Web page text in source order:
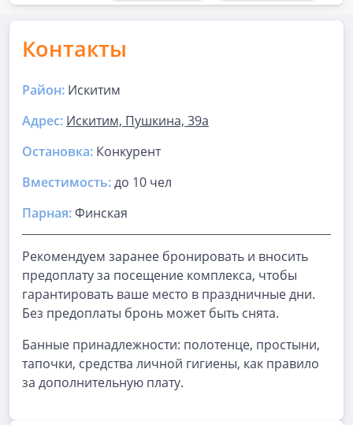
Контакты
Район: Искитим
Адрес: Искитим, Пушкина, 39а
Остановка: Конкурент
Вместимость:до 10 чел
Парная:Финская
Рекомендуем заранее бронировать и вносить
предоплату за посещение комплекса, чтобы
гарантировать ваше место в праздничные дни.
Без предоплаты бронь может быть снята.
Банные принадлежности: полотенце, простыни,
тапочки, средства личной гигиены, как правило
за дополнительную плату.